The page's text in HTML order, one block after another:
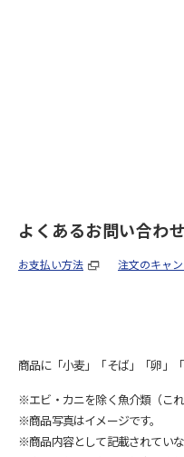
よくあるお問い合わせ
お支払い方法 注文のキャ
商品に「小麦」「そば」「卵」
※エビ・カニを除く魚介類（こ
※商品写真はイメージです。
※商品内容として記載されてい